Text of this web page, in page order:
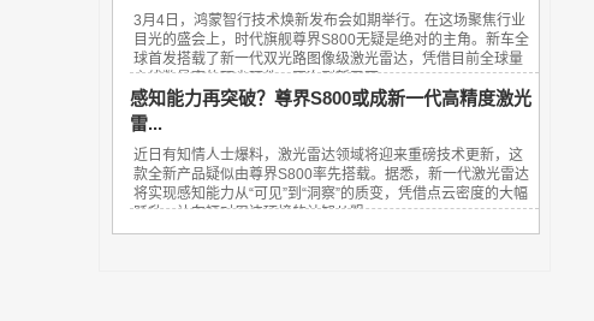
3月4日，鸿蒙智行技术焕新发布会如期举行。在这场聚焦行业
目光的盛会上，时代旗舰尊界S800无疑是绝对的主角。新车全
球首发搭载了新一代双光路图像级激光雷达，凭借目前全球量
产线数最高的顶尖硬件，再次刷新了百...
感知能力再突破？尊界S800或成新一代高精度激光
雷...
近日有知情人士爆料，激光雷达领域将迎来重磅技术更新，这
款全新产品疑似由尊界S800率先搭载。据悉，新一代激光雷达
将实现感知能力从“可见”到“洞察”的质变，凭借点云密度的大幅
跃升，让车辆对周边环境的认知从粗...